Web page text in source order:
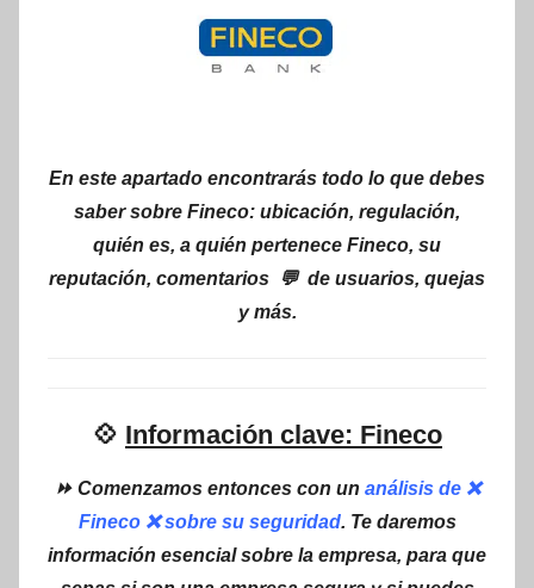
En este apartado encontrarás todo lo que debes
saber sobre Fineco: ubicación, regulación,
quién es, a quién pertenece Fineco, su
reputación, comentarios 💬 de usuarios, quejas
y más.
💠 Información clave: Fineco
⏩ Comenzamos entonces con un análisis de ❌
Fineco ❌ sobre su seguridad. Te daremos
información esencial sobre la empresa, para que